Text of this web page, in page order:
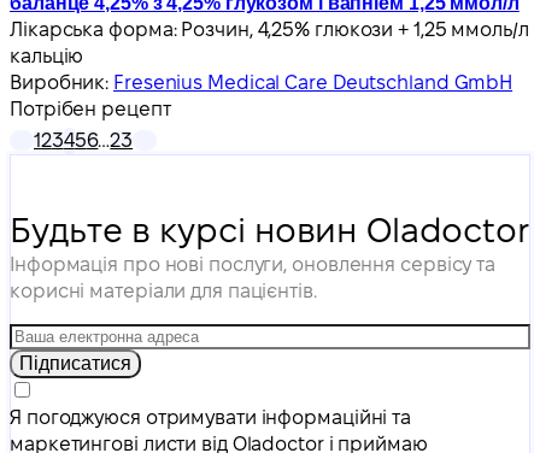
Лікарська форма: Розчин, 4,25% глюкози + 1,25 ммоль/л
кальцію
Виробник: Fresenius Medical Care Deutschland GmbH
Потрібен рецепт
123456…23
Будьте в курсі новин Oladoctor
Інформація про нові послуги, оновлення сервісу та
корисні матеріали для пацієнтів.
Підписатися
Я погоджуюся отримувати інформаційні та
маркетингові листи від Oladoctor і приймаю